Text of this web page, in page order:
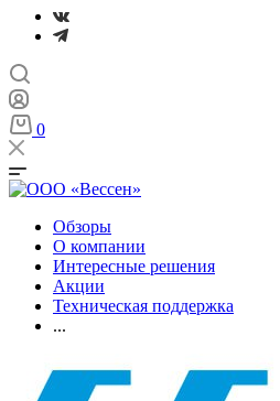
0
Обзоры
О компании
Интересные решения
Акции
Техническая поддержка
...